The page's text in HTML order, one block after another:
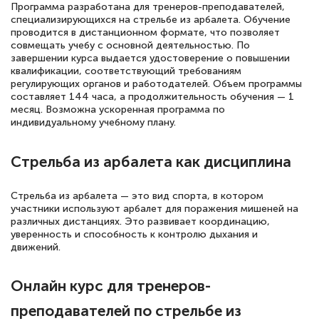
18 марта 2026
Выражаю благодарность за курс
повышения квалификации "Эксперт ЕГЭ по
русскому языку и литературе". Много
полезных материалов помогли
подготовиться к тестированию. Это
статьи. Времени на подготовку
аттестацию в школе. Спасибо!
Знаток города 2 уровня
12 марта 2026
Программа разработана для тренеров-преподавателей,
специализирующихся на стрельбе из арбалета. Обучение
проводится в дистанционном формате, что позволяет
совмещать учебу с основной деятельностью. По
завершении курса выдается удостоверение о повышении
квалификации, соответствующий требованиям
регулирующих органов и работодателей. Объем программы
составляет 144 часа, а продолжительность обучения — 1
месяц. Возможна ускоренная программа по
индивидуальному учебному плану.
Стрельба из арбалета как дисциплина
Стрельба из арбалета — это вид спорта, в котором
участники используют арбалет для поражения мишеней на
различных дистанциях. Это развивает координацию,
уверенность и способность к контролю дыхания и
движений.
Онлайн курс для тренеров-
преподавателей по стрельбе из